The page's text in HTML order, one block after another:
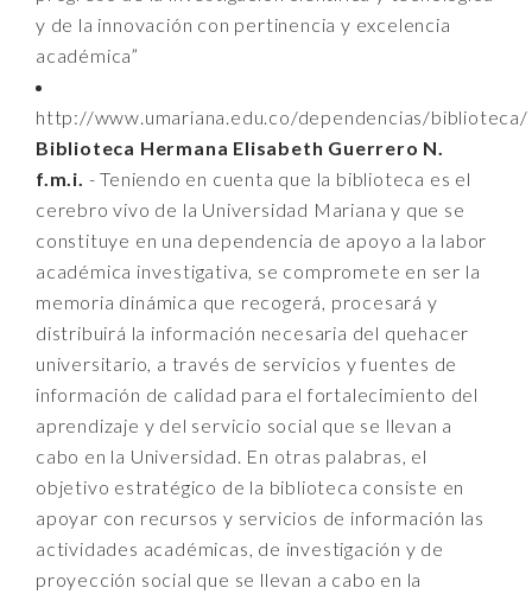
y de la innovación con pertinencia y excelencia
académica”
http://www.umariana.edu.co/dependencias/biblioteca/
Biblioteca Hermana Elisabeth Guerrero N.
f.m.i. - Teniendo en cuenta que la biblioteca es el
cerebro vivo de la Universidad Mariana y que se
constituye en una dependencia de apoyo a la labor
académica investigativa, se compromete en ser la
memoria dinámica que recogerá, procesará y
distribuirá la información necesaria del quehacer
universitario, a través de servicios y fuentes de
información de calidad para el fortalecimiento del
aprendizaje y del servicio social que se llevan a
cabo en la Universidad. En otras palabras, el
objetivo estratégico de la biblioteca consiste en
apoyar con recursos y servicios de información las
actividades académicas, de investigación y de
proyección social que se llevan a cabo en la